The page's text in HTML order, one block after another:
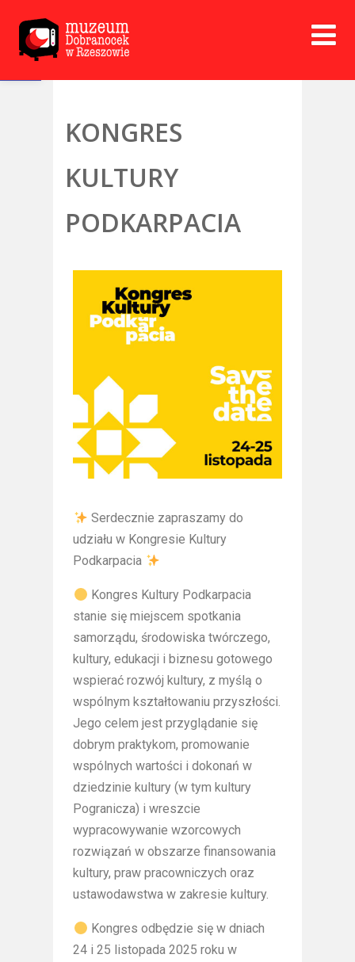
Open toolbar
KONGRES
KULTURY
PODKARPACIA
Serdecznie zapraszamy do
udziału w Kongresie Kultury
Podkarpacia
Kongres Kultury Podkarpacia
stanie się miejscem spotkania
samorządu, środowiska twórczego,
kultury, edukacji i biznesu gotowego
wspierać rozwój kultury, z myślą o
wspólnym kształtowaniu przyszłości.
Jego celem jest przyglądanie się
dobrym praktykom, promowanie
wspólnych wartości i dokonań w
dziedzinie kultury (w tym kultury
Pogranicza) i wreszcie
wypracowywanie wzorcowych
rozwiązań w obszarze finansowania
kultury, praw pracowniczych oraz
ustawodawstwa w zakresie kultury.
Kongres odbędzie się w dniach
24 i 25 listopada 2025 roku w